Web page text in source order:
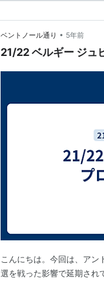
ベントノール通り • 5年前
21/22 ベルギー ジュ
こんにちは。今回は、アン
選を戦った影響で延期され